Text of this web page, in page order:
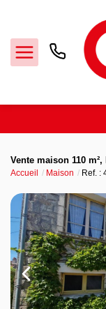
La
Notre
Nos offres
Contact
Vente maison 110
Accueil Maison Ref. :